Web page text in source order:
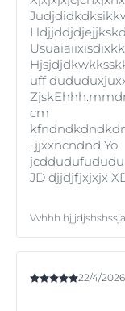
uff
cm
..jjxxncndnd Yo
JD djjdjfjxjxjx
Vvhhh
22/4/2026